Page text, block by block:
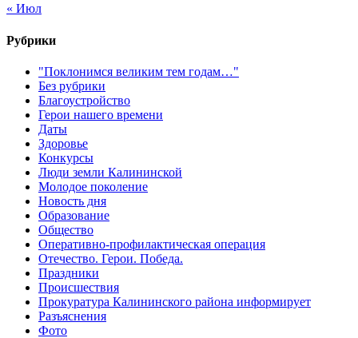
« Июл
Рубрики
"Поклонимся великим тем годам…"
Без рубрики
Благоустройство
Герои нашего времени
Даты
Здоровье
Конкурсы
Люди земли Калининской
Молодое поколение
Новость дня
Образование
Общество
Оперативно-профилактическая операция
Отечество. Герои. Победа.
Праздники
Происшествия
Прокуратура Калининского района информирует
Разъяснения
Фото